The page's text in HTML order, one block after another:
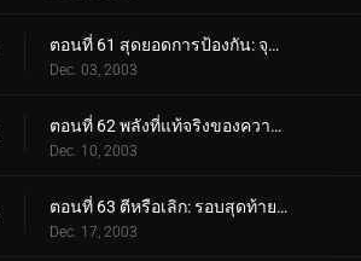
ตอนที่ 61 สุดยอดการป้องกัน: จุดบอดเป็นศูนย์!
Dec. 03, 2003
ตอนที่ 62 พลังที่แท้จริงของความล้มเหลว
Dec. 10, 2003
ตอนที่ 63 ตีหรือเลิก: รอบสุดท้ายจะซับซ้อน!
Dec. 17, 2003